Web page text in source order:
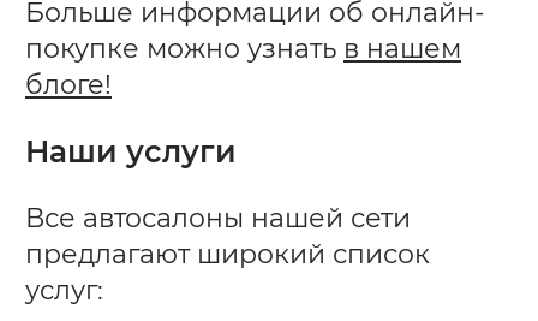
Больше информации об онлайн-
покупке можно узнать в нашем
блоге!
Наши услуги
Все автосалоны нашей сети
предлагают широкий список
услуг: